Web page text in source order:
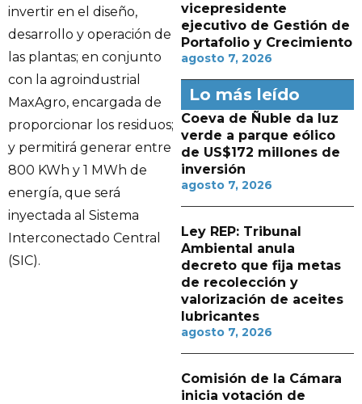
invertir en el diseño,
desarrollo y operación de
las plantas; en conjunto
con la agroindustrial
MaxAgro, encargada de
proporcionar los residuos;
y permitirá generar entre
800 KWh y 1 MWh de
energía, que será
inyectada al Sistema
Interconectado Central
(SIC).
vicepresidente
ejecutivo de Gestión de
Portafolio y Crecimiento
agosto 7, 2026
Lo más leído
Coeva de Ñuble da luz
verde a parque eólico
de US$172 millones de
inversión
agosto 7, 2026
Ley REP: Tribunal
Ambiental anula
decreto que fija metas
de recolección y
valorización de aceites
lubricantes
agosto 7, 2026
Comisión de la Cámara
inicia votación de